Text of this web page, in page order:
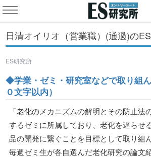
日清オイリオ（営業職）(通過)のES
ES研究所
◆学業・ゼミ・研究室などで取り組
０文字以内）
「老化のメカニズムの解明とその防止法
するゼミに所属しており、老化を遅らせ
品の開発に繋ぐことを目標として取り組
毎週ゼミ生が各自選んだ老化研究の論文